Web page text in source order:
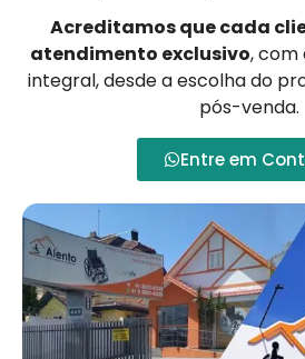
Acreditamos que cada
atendimento exclusivo,
integral, desde a escolha do
pós-venda.
Entre em